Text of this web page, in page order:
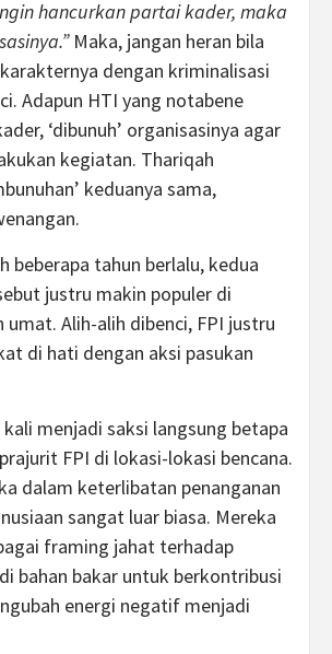
hancurkan partai kader, maka
Maka, jangan heran bila
karakternya dengan kriminalisasi
Adapun HTI yang notabene
‘dibunuh’ organisasinya agar
kegiatan. Thariqah
keduanya sama,
beberapa tahun berlalu, kedua
justru makin populer di
Alih-alih dibenci, FPI justru
di hati dengan aksi pasukan
kali menjadi saksi langsung betapa
FPI di lokasi-lokasi bencana.
dalam keterlibatan penanganan
sangat luar biasa. Mereka
framing jahat terhadap
bahan bakar untuk berkontribusi
energi negatif menjadi